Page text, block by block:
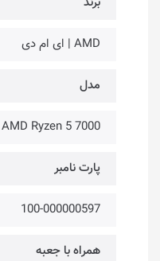
AMD | ای ام دی
مدل
AMD Ryzen 5 7000
پارت نامبر
100-000000597
همراه با جعبه